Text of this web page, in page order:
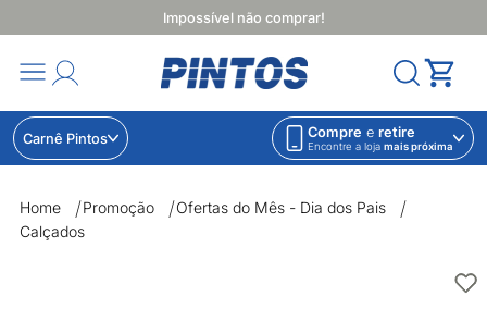
Impossível não comprar!
Carnê Pintos Compre e retire
Encontre a loja mais próxima
Home Promoção
Ofertas do Mês - Dia dos Pais
Calçados